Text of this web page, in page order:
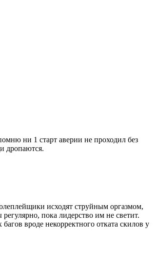
ни 1 старт аверии не проходил без
дропаются.
исходят струйным оргазмом,
пока лидерство им не светит.
вроде некорректного отката скилов у